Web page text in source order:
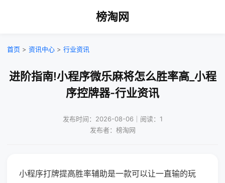
榜淘网
首页 > 资讯中心 > 行业资讯
进阶指南!小程序微乐麻将怎么胜率高_小程
序控牌器-行业资讯
发布时间：2026-08-06｜阅读：1
发布者：榜淘网
小程序打牌提高胜率辅助是一款可以让一直输的玩